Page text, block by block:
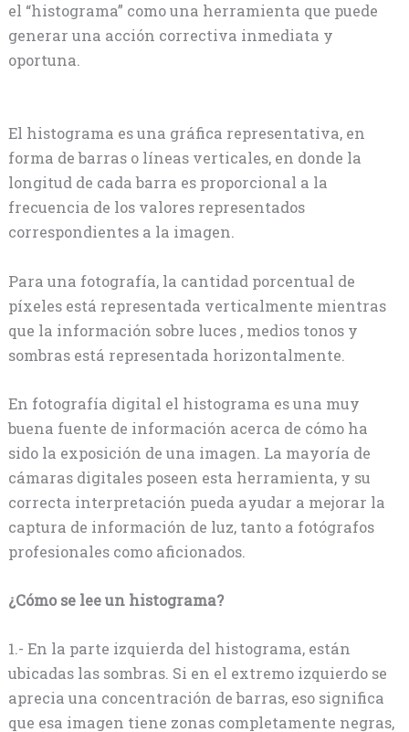
el “histograma” como una herramienta que puede
generar una acción correctiva inmediata y
oportuna.
El histograma es una gráfica representativa, en
forma de barras o líneas verticales, en donde la
longitud de cada barra es proporcional a la
frecuencia de los valores representados
correspondientes a la imagen.
Para una fotografía, la cantidad porcentual de
píxeles está representada verticalmente mientras
que la información sobre luces , medios tonos y
sombras está representada horizontalmente.
En fotografía digital el histograma es una muy
buena fuente de información acerca de cómo ha
sido la exposición de una imagen. La mayoría de
cámaras digitales poseen esta herramienta, y su
correcta interpretación pueda ayudar a mejorar la
captura de información de luz, tanto a fotógrafos
profesionales como aficionados.
¿Cómo se lee un histograma?
1.- En la parte izquierda del histograma, están
ubicadas las sombras. Si en el extremo izquierdo se
aprecia una concentración de barras, eso significa
que esa imagen tiene zonas completamente negras,